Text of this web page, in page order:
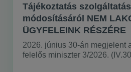
Tájékoztatás
módosításáról NEM
ÜGYFELEINK RÉSZÉRE
2026. június 30-án megjelent
felelős miniszter 3/2026.